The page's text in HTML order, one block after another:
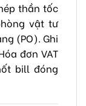
thần tốc
vật tư
(PO). Ghi
đơn VAT
bill đóng